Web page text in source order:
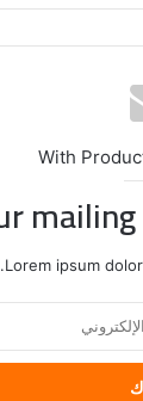
With
Lorem ipsum